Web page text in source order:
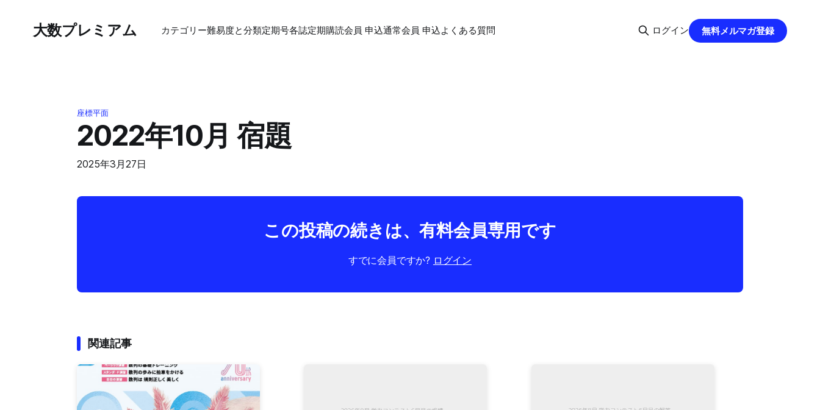
大数プレミアム カテゴリー難易度と分類定期号各誌定期購読会員 申込通常会員 申込よくある質問 ログイン 無料メルマガ登録
座標平面
2022年10月 宿題
2025年3月27日
この投稿の続きは、有料会員専用です
すでに会員ですか? ログイン
関連記事